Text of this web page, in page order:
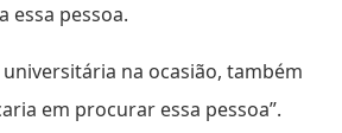
essa pessoa.
universitária na ocasião, também
em procurar essa pessoa”.